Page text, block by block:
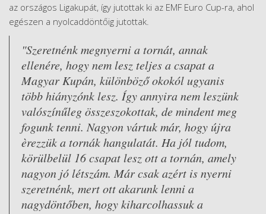
az országos Ligakupát, így jutottak ki az EMF Euro Cup-ra, ahol
egészen a nyolcaddöntőig jutottak.
"Szeretnénk megnyerni a tornát, annak
ellenére, hogy nem lesz teljes a csapat a
Magyar Kupán, különböző okokól ugyanis
több hiányzónk lesz. Így annyira nem leszünk
valószínűleg összeszokottak, de mindent meg
fogunk tenni. Nagyon vártuk már, hogy újra
èrezzük a tornák hangulatát. Ha jól tudom,
körülbelül 16 csapat lesz ott a tornán, amely
nagyon jó létszám. Már csak azért is nyerni
szeretnénk, mert ott akarunk lenni a
nagydöntőben, hogy kiharcolhassuk a